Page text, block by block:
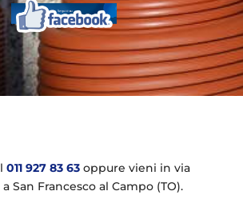
011 927 83 63 oppure vieni in via
San Francesco al Campo (TO).